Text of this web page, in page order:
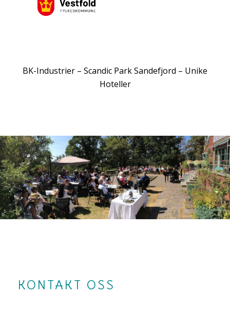
BK-Industrier – Scandic Park Sandefjord – Unike
Hoteller
KONTAKT OSS